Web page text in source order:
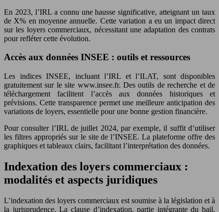
En 2023, l’IRL a connu une hausse significative, atteignant un taux
de X% en moyenne annuelle. Cette variation a eu un impact direct
sur les loyers commerciaux, nécessitant une adaptation des contrats
pour refléter cette évolution.
Accès aux données INSEE : outils et ressources
Les indices INSEE, incluant l’IRL et l’ILAT, sont disponibles
gratuitement sur le site www.insee.fr. Des outils de recherche et de
téléchargement facilitent l’accès aux données historiques et
prévisions. Cette transparence permet une meilleure anticipation des
variations de loyers, essentielle pour une bonne gestion financière.
Pour consulter l’IRL de juillet 2024, par exemple, il suffit d’utiliser
les filtres appropriés sur le site de l’INSEE. La plateforme offre des
graphiques et tableaux clairs, facilitant l’interprétation des données.
Indexation des loyers commerciaux :
modalités et aspects juridiques
L’indexation des loyers commerciaux est soumise à la législation et à
la jurisprudence. La clause d’indexation, partie intégrante du bail,